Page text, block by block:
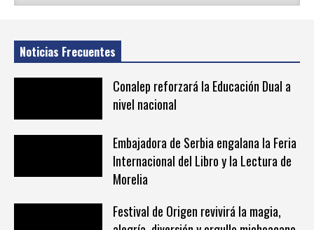
Noticias Frecuentes
Conalep reforzará la Educación Dual a
nivel nacional
Embajadora de Serbia engalana la Feria
Internacional del Libro y la Lectura de
Morelia
Festival de Origen revivirá la magia,